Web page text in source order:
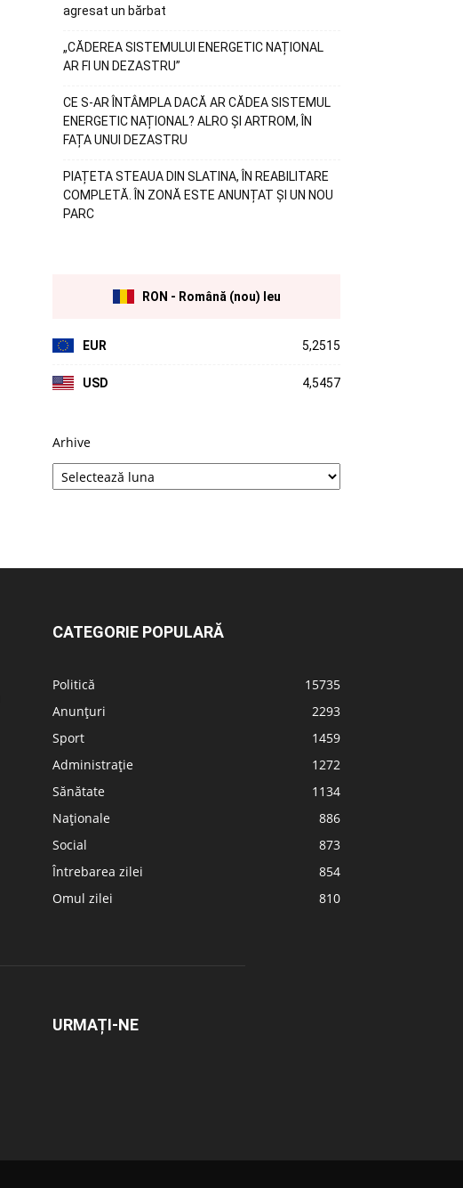
agresat un bărbat
„CĂDEREA SISTEMULUI ENERGETIC NAȚIONAL
AR FI UN DEZASTRU”
CE S-AR ÎNTÂMPLA DACĂ AR CĂDEA SISTEMUL
ENERGETIC NAȚIONAL? ALRO ȘI ARTROM, ÎN
FAȚA UNUI DEZASTRU
PIAȚETA STEAUA DIN SLATINA, ÎN REABILITARE
COMPLETĂ. ÎN ZONĂ ESTE ANUNȚAT ȘI UN NOU
PARC
RON - Română (nou) leu
EUR 5,2515
USD 4,5457
Arhive
CATEGORIE POPULARĂ
Politică
15735
Anunțuri
2293
Sport
1459
Administrație
1272
Sănătate
1134
Naționale
886
Social
873
Întrebarea zilei
854
Omul zilei
810
URMAȚI-NE